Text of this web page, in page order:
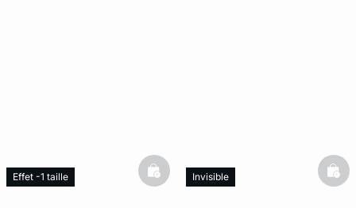
Effet -1 taille basketfullInvisible